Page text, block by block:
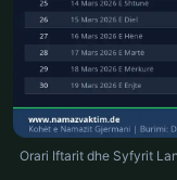
Orari Iftarit dhe Syfyrit